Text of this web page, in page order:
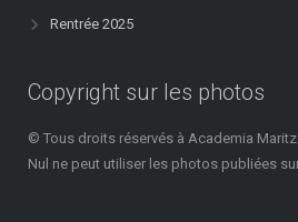
Rentrée 2025
Copyright sur les photos
© Tous droits réservés à Academia
Nul ne peut utiliser les photos publiées